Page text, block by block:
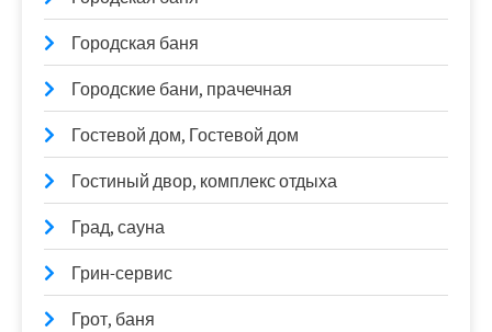
Городская баня
Городские бани, прачечная
Гостевой дом, Гостевой дом
Гостиный двор, комплекс отдыха
Град, сауна
Грин-сервис
Грот, баня